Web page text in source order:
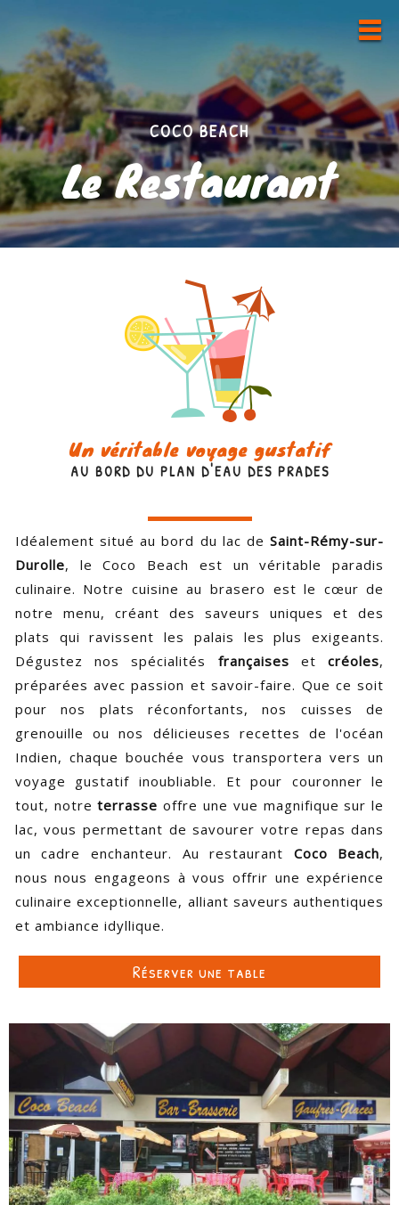
COCO BEACH
Le Restaurant
Un véritable voyage gustatif
AU BORD DU PLAN D'EAU DES PRADES
Idéalement situé au bord du lac deSaint-Rémy-sur-
Durolle, le Coco Beach est un véritable paradis
culinaire. Notre cuisine au brasero est le cœur de
notre menu, créant des saveurs uniques et des
plats qui ravissent les palais les plus exigeants.
Dégustez nos spécialités françaises etcréoles,
préparées avec passion et savoir-faire. Que ce soit
pour nos plats réconfortants, nos cuisses de
grenouille ou nos délicieuses recettes de l'océan
Indien, chaque bouchée vous transportera vers un
voyage gustatif inoubliable. Et pour couronner le
tout, notreterrasse offre une vue magnifique sur le
lac, vous permettant de savourer votre repas dans
un cadre enchanteur. Au restaurant Coco Beach,
nous nous engageons à vous offrir une expérience
culinaire exceptionnelle, alliant saveurs authentiques
et ambiance idyllique.
Réserver une table